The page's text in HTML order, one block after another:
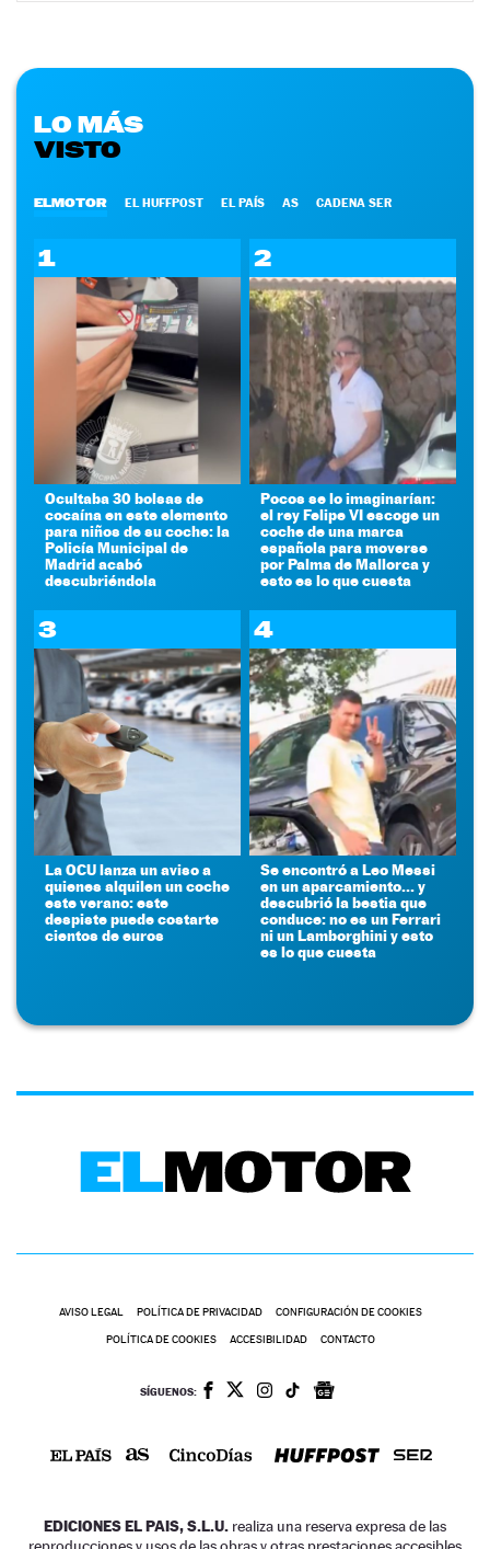
LO MÁS
VISTO
ELMOTOR EL HUFFPOST EL PAÍS AS CADENA SER
1
Ocultaba 30 bolsas de
cocaína en este elemento
para niños de su coche: la
Policía Municipal de
Madrid acabó
descubriéndola
2
Pocos se lo imaginarían:
el rey Felipe VI escoge un
coche de una marca
española para moverse
por Palma de Mallorca y
esto es lo que cuesta
3
La OCU lanza un aviso a
quienes alquilen un coche
este verano: este
despiste puede costarte
cientos de euros
4
Se encontró a Leo Messi
en un aparcamiento... y
descubrió la bestia que
conduce: no es un Ferrari
ni un Lamborghini y esto
es lo que cuesta
AVISO LEGAL POLÍTICA DE PRIVACIDAD CONFIGURACIÓN DE COOKIES
POLÍTICA DE COOKIES ACCESIBILIDAD CONTACTO
SÍGUENOS:
EDICIONES EL PAIS, S.L.U. realiza una reserva expresa de las
reproducciones y usos de las obras y otras prestaciones accesibles